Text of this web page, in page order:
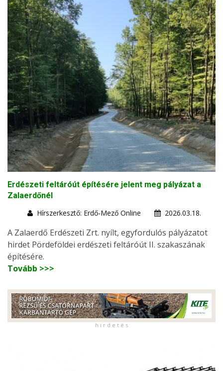
Erdészeti feltáróút építésére jelent meg pályázat a
Zalaerdőnél
Hírszerkesztő: Erdő-Mező Online
2026.03.18.
A Zalaerdő Erdészeti Zrt. nyílt, egyfordulós pályázatot
hirdet Pördeföldei erdészeti feltáróút II. szakaszának
építésére.
Tovább >>>
h i r d e t é s